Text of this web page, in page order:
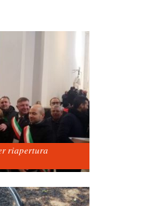
riapertura